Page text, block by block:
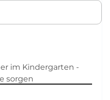
im Kindergarten -
sorgen